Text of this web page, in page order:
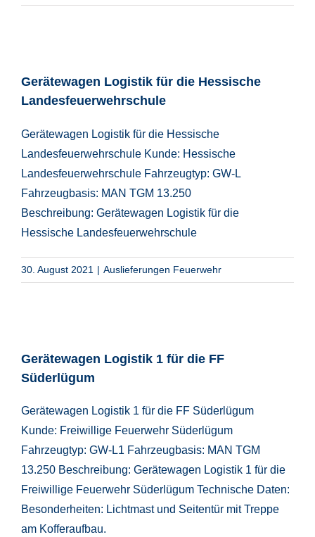
Gerätewagen Logistik für die Hessische
Landesfeuerwehrschule
Gerätewagen Logistik für die Hessische
Landesfeuerwehrschule Kunde: Hessische
Landesfeuerwehrschule Fahrzeugtyp: GW-L
Fahrzeugbasis: MAN TGM 13.250
Beschreibung: Gerätewagen Logistik für die
Hessische Landesfeuerwehrschule
30. August 2021 | Auslieferungen Feuerwehr
Gerätewagen Logistik 1 für die FF
Süderlügum
Gerätewagen Logistik 1 für die FF Süderlügum
Kunde: Freiwillige Feuerwehr Süderlügum
Fahrzeugtyp: GW-L1 Fahrzeugbasis: MAN TGM
13.250 Beschreibung: Gerätewagen Logistik 1 für die
Freiwillige Feuerwehr Süderlügum Technische Daten:
Besonderheiten: Lichtmast und Seitentür mit Treppe
am Kofferaufbau.